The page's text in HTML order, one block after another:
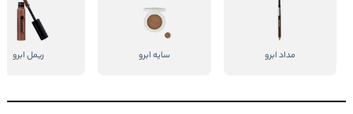
مداد ابرو سایه ابرو ریمل ابرو